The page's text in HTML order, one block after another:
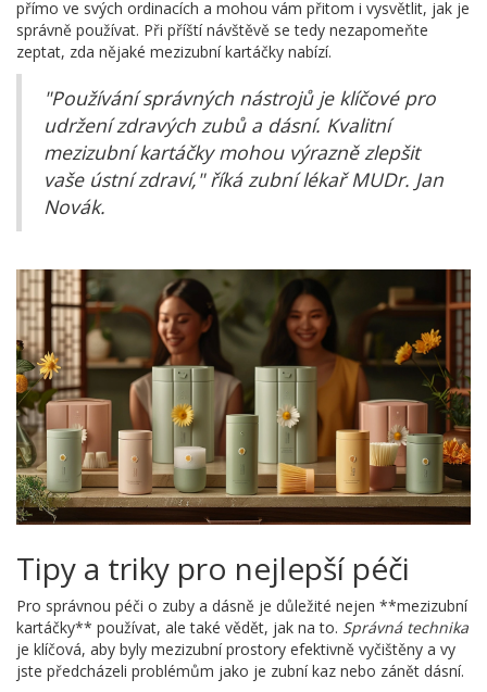
přímo ve svých ordinacích a mohou vám přitom i vysvětlit, jak je
správně používat. Při příští návštěvě se tedy nezapomeňte
zeptat, zda nějaké mezizubní kartáčky nabízí.
"Používání správných nástrojů je klíčové pro
udržení zdravých zubů a dásní. Kvalitní
mezizubní kartáčky mohou výrazně zlepšit
vaše ústní zdraví," říká zubní lékař MUDr. Jan
Novák.
Tipy a triky pro nejlepší péči
Pro správnou péči o zuby a dásně je důležité nejen **mezizubní
kartáčky** používat, ale také vědět, jak na to. Správná technika
je klíčová, aby byly mezizubní prostory efektivně vyčištěny a vy
jste předcházeli problémům jako je zubní kaz nebo zánět dásní.